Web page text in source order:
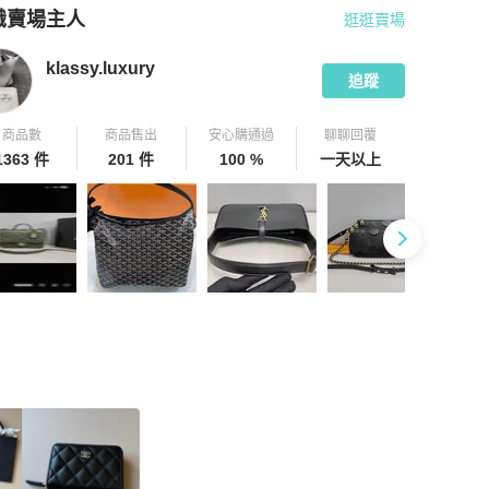
賣場主人
拍拍圈嚴選賣家
逛逛賣場
klassy.luxury
追蹤
商品數
件
商品售出
201 件
安心購通過
100 %
聊聊回覆
一天以上